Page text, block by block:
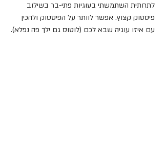
לתחתית השתמשתי בעוגיות פתי-בר בשילוב
פיסטוק קצוץ. אפשר לוותר על הפיסטוק ולהכין
עם איזו עוגיה שבא לכם (לוטוס גם ילך פה נפלא).